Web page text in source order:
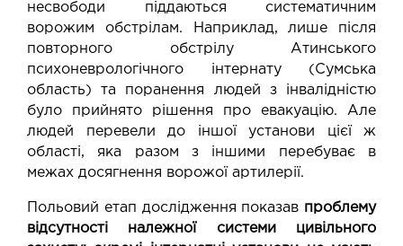
несвободи піддаються систематичним
ворожим обстрілам. Наприклад, лише після
повторного обстрілу Атинського
психоневрологічного інтернату (Сумська
область) та поранення людей з інвалідністю
було прийнято рішення про евакуацію. Але
людей перевели до іншої установи цієї ж
області, яка разом з іншими перебуває в
межах досягнення ворожої артилерії.
Польовий етап дослідження показав проблему
відсутності належної системи цивільного